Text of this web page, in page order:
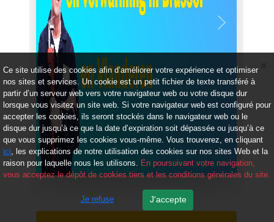
Précédent Suivant
Ce site utilise des cookies afin d’améliorer votre expérience et optimiser
nos sites et services. Un cookie est un petit fichier de texte transféré à
partir d’un serveur web vers votre navigateur web ou votre disque dur
lorsque vous visitez un site web. Si votre navigateur web est configuré pour
accepter les cookies, ils seront stockés dans le navigateur web ou le
disque dur jusqu’à ce que la date d’expiration soit dépassée ou jusqu’à ce
que vous supprimez les cookies vous-même. Vous trouverez, en cliquant
ici, les explications de notre utilisation des cookies sur nos sites Web et la
raison pour laquelle nous les utilisons. En poursuivant votre navigation,
vous acceptez le dépôt de cookies tiers et les conditions générales du site.
Je refuse J'accepte